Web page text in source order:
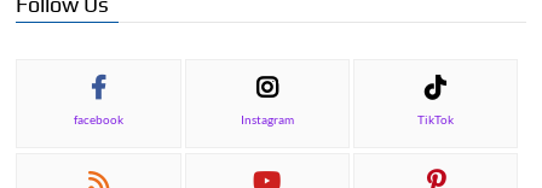
facebook Instagram TikTok